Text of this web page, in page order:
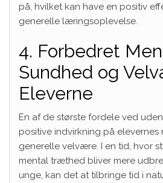
på, hvilket kan have en positiv
generelle læringsoplevelse.
4. Forbedret
Sundhed og
Eleverne
En af de største fordele ved
positive indvirkning på
generelle velvære. I en tid, hvor
mental træthed bliver mere
unge, kan det at tilbringe tid i